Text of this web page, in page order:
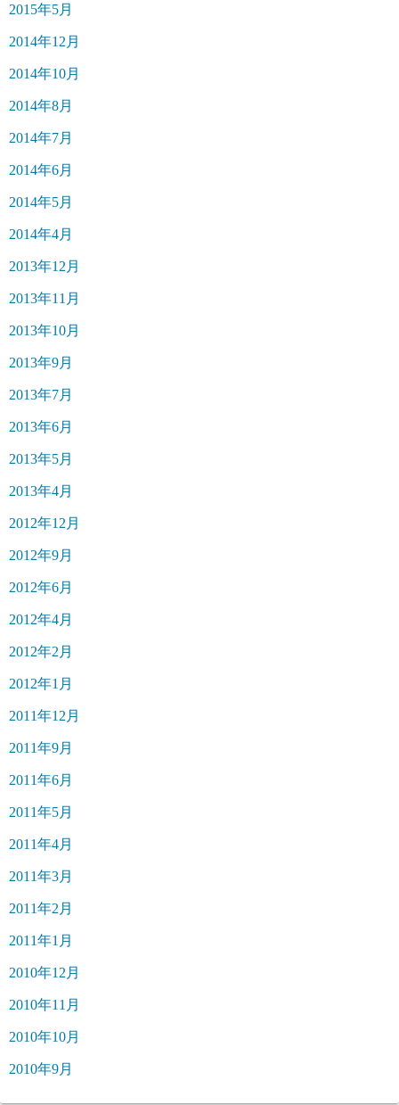
2015年5月
2014年12月
2014年10月
2014年8月
2014年7月
2014年6月
2014年5月
2014年4月
2013年12月
2013年11月
2013年10月
2013年9月
2013年7月
2013年6月
2013年5月
2013年4月
2012年12月
2012年9月
2012年6月
2012年4月
2012年2月
2012年1月
2011年12月
2011年9月
2011年6月
2011年5月
2011年4月
2011年3月
2011年2月
2011年1月
2010年12月
2010年11月
2010年10月
2010年9月